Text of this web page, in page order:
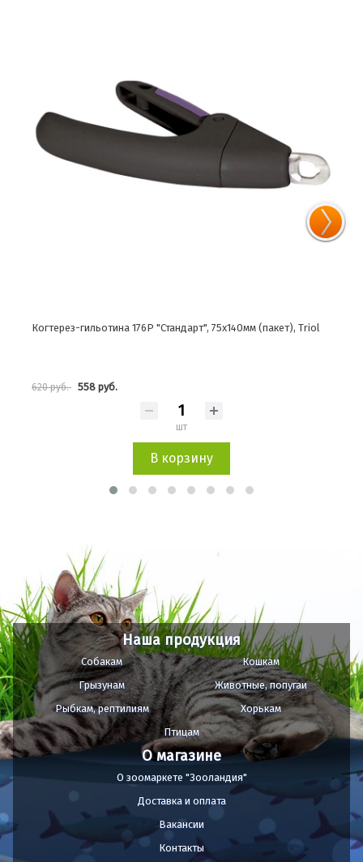
Когтерез-гильотина 176P "Стандарт", 75х140мм (пакет), Triol
620 руб. 558 руб.
шт
В корзину
Наша продукция
Собакам
Кошкам
Грызунам
Животные, попугаи
Рыбкам, рептилиям
Хорькам
Птицам
О магазине
О зоомаркете "Зооландия"
Доставка и оплата
Вакансии
Контакты